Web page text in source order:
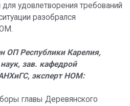
для удовлетворения требований
разобрался
ОП Республики Карелия,
зав. кафедрой
эксперт НОМ:
главы Деревянского